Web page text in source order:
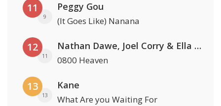
11
9
Peggy Gou
(It Goes Like) Nanana
12
11
Nathan Dawe, Joel Corry & Ella Henderson
0800 Heaven
13
13
Kane
What Are you Waiting For